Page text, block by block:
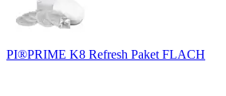
PI®PRIME K8 Refresh Paket FLACH